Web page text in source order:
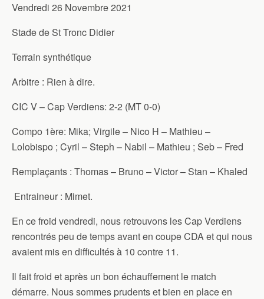
Vendredi 26 Novembre 2021
Stade de St Tronc Didier
Terrain synthétique
Arbitre : Rien à dire.
CIC V – Cap Verdiens: 2-2 (MT 0-0)
Compo 1ère: Mika; Virgile – Nico H – Mathieu –
Lolobispo ; Cyril – Steph – Nabil – Mathieu ; Seb – Fred
Remplaçants : Thomas – Bruno – Victor – Stan – Khaled
Entraineur : Mimet.
En ce froid vendredi, nous retrouvons les Cap Verdiens
rencontrés peu de temps avant en coupe CDA et qui nous
avaient mis en difficultés à 10 contre 11.
Il fait froid et après un bon échauffement le match
démarre. Nous sommes prudents et bien en place en